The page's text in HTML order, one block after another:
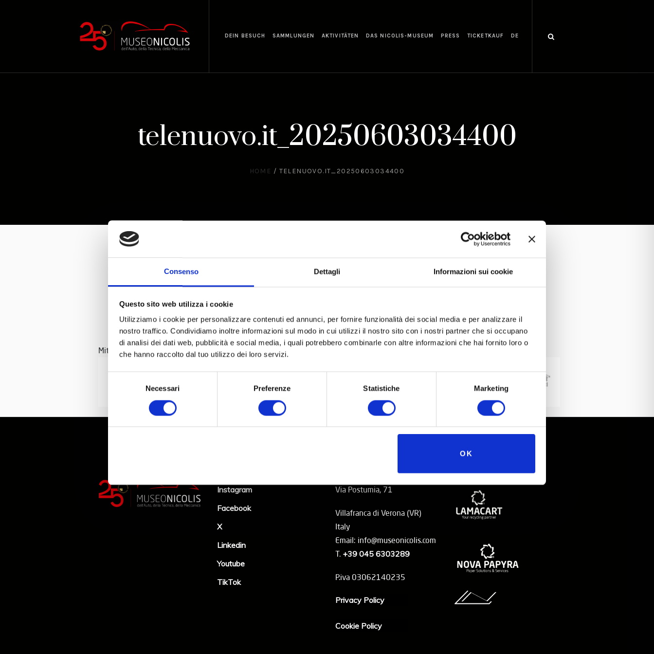
Consenso Dettagli Informazioni sui cookie
Questo sito web utilizza i cookie
Utilizziamo i cookie per personalizzare contenuti ed annunci, per fornire funzionalità dei social media e per analizzare il
nostro traffico. Condividiamo inoltre informazioni sul modo in cui utilizzi il nostro sito con i nostri partner che si occupano
di analisi dei dati web, pubblicità e social media, i quali potrebbero combinarle con altre informazioni che hai fornito loro o
che hanno raccolto dal tuo utilizzo dei loro servizi.
Necessari Preferenze Statistiche Marketing
OK
DEIN BESUCH SAMMLUNGEN AKTIVITÄTEN DAS NICOLIS-MUSEUM PRESS TICKETKAUF DE
telenuovo.it_20250603034400
HOME / TELENUOVO.IT_20250603034400
Mit der Unterstützung von Partner
Instagram
Facebook
X
Linkedin
Youtube
TikTok
Via Postumia, 71
Villafranca di Verona (VR)
Italy
Email: info@museonicolis.com
T. +39 045 6303289
P.iva 03062140235
Privacy Policy
Cookie Policy